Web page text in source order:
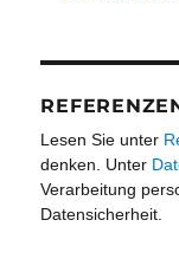
Lesen Sie unter
denken. Unter
Verarbeitung
Datensicherheit.